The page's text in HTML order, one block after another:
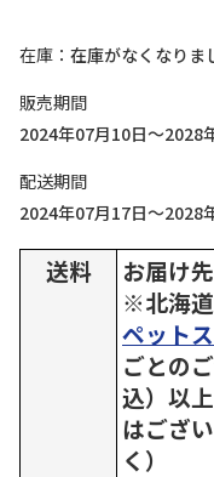
在庫
在庫がなくなりま
販売期間
2024年07月10日～2028
配送期間
2024年07月17日～2028
送料
お届け
※北海道
ペット
ごとの
込）以
はござ
く）